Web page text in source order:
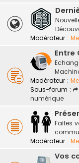
Modérateur :
Entre
Modérateur :
Sous-forum :
numérique
Faites
Modérateur :
Vos